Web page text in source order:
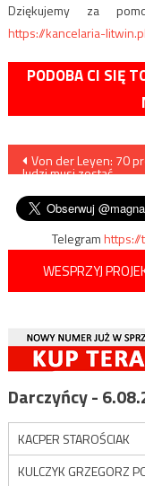
Dziękujemy za
https://kancelaria-litwin.pl
PODOBA CI SIĘ
Nawigacja
wpisu
Von der Leyen: 70
ludzi musi zostać
Telegram
WESPRZYJ
Darczyńcy -
KACPER STAROŚCIAK
KULCZYK GRZEGORZ